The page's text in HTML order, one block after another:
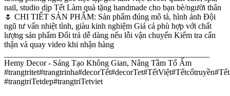
nail, studio dịp Tết Làm quà tặng handmade cho bạn bè/người thân
🌷 CHI TIẾT SẢN PHẨM: Sản phẩm đúng mô tả, hình ảnh Đội
ngũ tư vấn nhiệt tình, giàu kinh nghiệm Giá cả phù hợp với chất
lượng sản phẩm Đổi trả dễ dàng nếu lỗi vận chuyển Kiểm tra cẩn
thận và quay video khi nhận hàng
Hemy Decor - Sáng Tạo Không Gian, Nâng Tầm Tổ Ấm ​
#trangtriTetdep#trangtriTetviet